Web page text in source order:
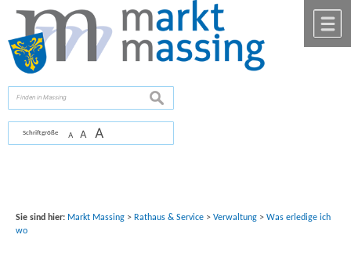
springen.
Schriftgröße A A A
suchen
Sie sind hier: Markt Massing> Rathaus & Service> Verwaltung> Was erledige ich
wo